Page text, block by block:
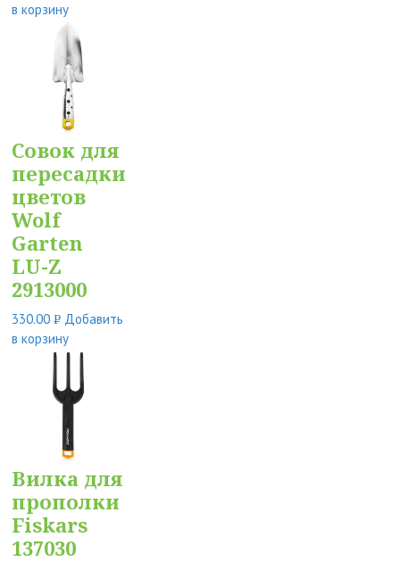
УБ.
в корзину
Cовок для
пересадки
цветов
Wolf
Garten
LU-Z
2913000
330.00Р
УБ.
Добавить
в корзину
Вилка для
прополки
Fiskars
137030